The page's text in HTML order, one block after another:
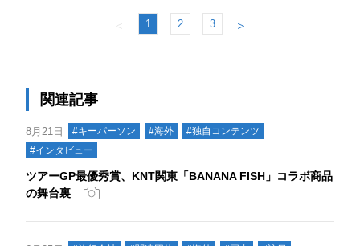
＜ 1 2 3 ＞
関連記事
8月21日 #キーパーソン #海外
#独自コンテンツ
#インタビュー
ツアーGP最優秀賞、KNT関東「BANANA FISH」コラボ商品
の舞台裏